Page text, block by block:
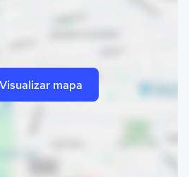
Visualizar mapa